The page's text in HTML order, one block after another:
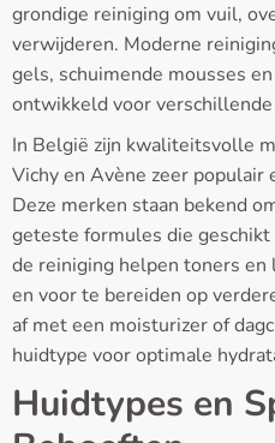
grondige reiniging om vuil,
verwijderen. Moderne
gels, schuimende mousses
ontwikkeld voor
In België zijn kwaliteitsvolle
Vichy en Avène zeer populair
Deze merken staan bekend
geteste formules die
de reiniging helpen toners
en voor te bereiden op
af met een moisturizer of
huidtype voor optimale
Huidtypes en